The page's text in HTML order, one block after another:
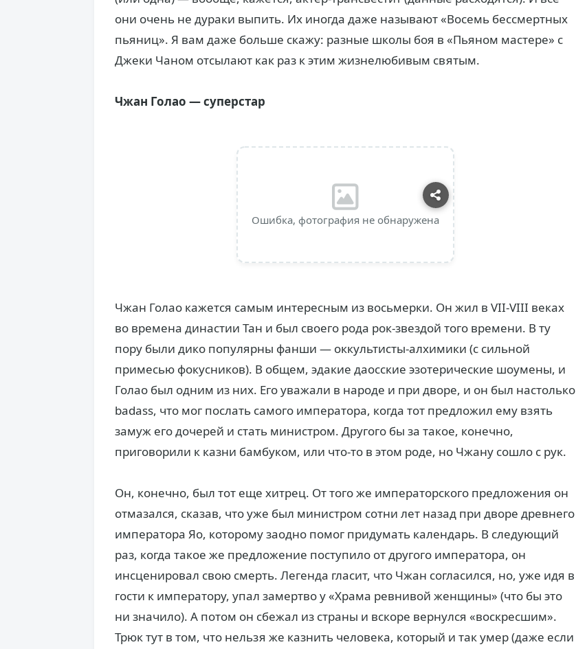
они очень не дураки выпить. Их иногда даже называют «Восемь бессмертных
пьяниц». Я вам даже больше скажу: разные школы боя в «Пьяном мастере» с
Джеки Чаном отсылают как раз к этим жизнелюбивым святым.
Чжан Голао — суперстар
Ошибка, фотография не обнаружена
Чжан Голао кажется самым интересным из восьмерки. Он жил в VII-VIII веках
во времена династии Тан и был своего рода рок-звездой того времени. В ту
пору были дико популярны фанши — оккультисты-алхимики (с сильной
примесью фокусников). В общем, эдакие даосские эзотерические шоумены, и
Голао был одним из них. Его уважали в народе и при дворе, и он был настолько
badass, что мог послать самого императора, когда тот предложил ему взять
замуж его дочерей и стать министром. Другого бы за такое, конечно,
приговорили к казни бамбуком, или что-то в этом роде, но Чжану сошло с рук.
Он, конечно, был тот еще хитрец. От того же императорского предложения он
отмазался, сказав, что уже был министром сотни лет назад при дворе древнего
императора Яо, которому заодно помог придумать календарь. В следующий
раз, когда такое же предложение поступило от другого императора, он
инсценировал свою смерть. Легенда гласит, что Чжан согласился, но, уже идя в
гости к императору, упал замертво у «Храма ревнивой женщины» (что бы это
ни значило). А потом он сбежал из страны и вскоре вернулся «воскресшим».
Трюк тут в том, что нельзя же казнить человека, который и так умер (даже если